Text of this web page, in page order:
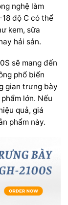
nghệ làm
độ C có thể
kem, sữa
hải sản.
sẽ mang đến
phổ biến
gian trưng bày
lớn. Nếu
quả, giá
phẩm này.